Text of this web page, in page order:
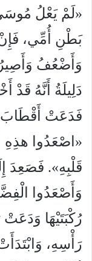
«لَمْ يَعْلُ
بَطْنِ أُمِّي،
دَلِيلَةُ أَنَّهُ قَدْ
فَدَعَتْ أَقْطَابَ
«اصْعَدُوا
قَلْبِهِ». فَصَعِدَ
رُكْبَتَيْهَا
رَأْسِهِ، وَابْتَدَأَتْ